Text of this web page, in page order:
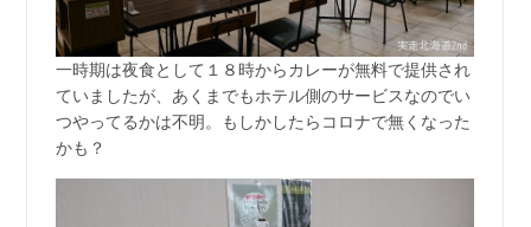
一時期は夜食として１８時からカレーが無料で提供され
ていましたが、あくまでもホテル側のサービスなのでい
つやってるかは不明。もしかしたらコロナで無くなった
かも？